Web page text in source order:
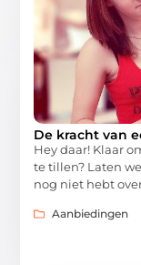
De kracht van
Hey daar! Klaar
te tillen? Laten
nog niet hebt
Aanbiedingen